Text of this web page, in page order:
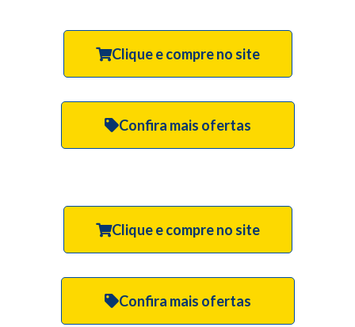
Clique e compre no site
Confira mais ofertas
Clique e compre no site
Confira mais ofertas